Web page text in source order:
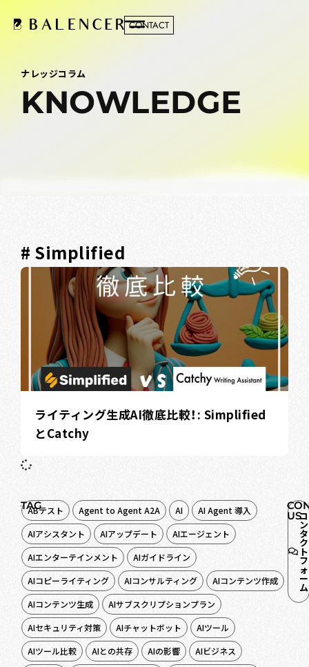
CONTACT
ナレッジコラム
KNOWLEDGE
# Simplified
ライティング生成AI徹底比較！: Simplified
とCatchy
TAG
ABテスト Agent to Agent A2A AI
AI Agent 導入
AIアシスタント
AIアップデート
AIエージェント
AIエンターテインメント
AIガイドライン
AIコピーライティング
AIコンサルティング
AIコンテンツ作成
AIコンテンツ生成
AIサブスクリプションプラン
AIセキュリティ対策
AIチャットボット
AIツール
AIツール比較
AIとの共存 AIの影響
AIビジネス
USコ
ン
タ
ク
ト
フ
ォ
ー
ム